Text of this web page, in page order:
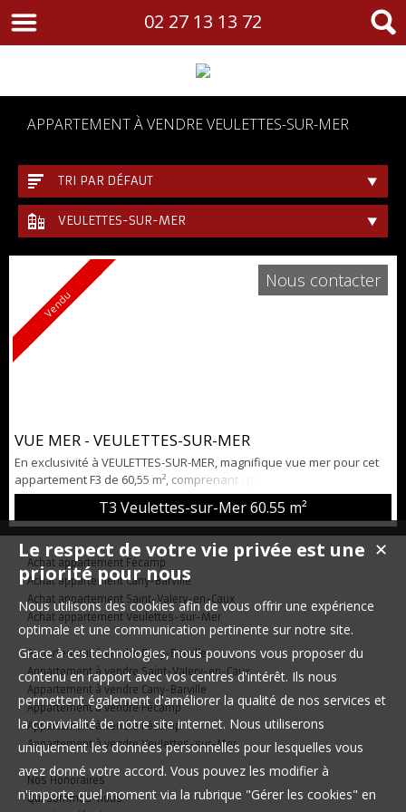
02 27 13 13 72
APPARTEMENT À VENDRE VEULETTES-SUR-MER
TRI PAR DÉFAUT
VEULETTES-SUR-MER
Vendu
VUE MER - VEULETTES-SUR-MER
En exclusivité à VEULETTES-SUR-MER, magnifique vue mer pour cet
appartement F3 de 60,55 m², comprenant : pièce de vie, cuisine
aménagée et équipée, 2 chambres et salle de douche. Copropriété
de 24 lots avec charges mensuelles de 40 €. Idéale résidence
secondaire ou gîte. Exceptionnelle à la vente !!!
T3 Veulettes-sur-Mer60.55 m²
Nous contacter
Achat appartement Fécamp
Achat appartement Cany-Barville
Achat appartement Saint-Valery-en-Caux
Achat appartement Veulettes-sur-Mer
Appartement à vendre Cany-Barville
Appartement à vendre Saint-Valery-en-Caux
Appartement à vendre Cany-Barville
Appartement à vendre Fécamp
Appartement à vendre Fécamp
Appartement à vendre Veulettes-sur-Mer
Nos Honoraires
Qui sommes-nous
✕
Le respect de votre vie privée est une
priorité pour nous
Nous utilisons des cookies afin de vous offrir une expérience
optimale et une communication pertinente sur notre site.
Grace à ces technologies, nous pouvons vous proposer du
contenu en rapport avec vos centres d'intérêt. Ils nous
permettent également d'améliorer la qualité de nos services et
la convivialité de notre site internet. Nous utiliserons
uniquement les données personnelles pour lesquelles vous
avez donné votre accord. Vous pouvez les modifier à
n'importe quel moment via la rubrique "Gérer les cookies" en